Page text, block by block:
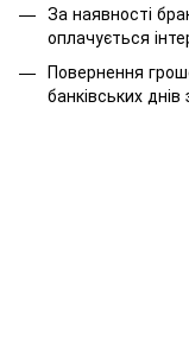
За наявності
оплачується
Повернення
банківських